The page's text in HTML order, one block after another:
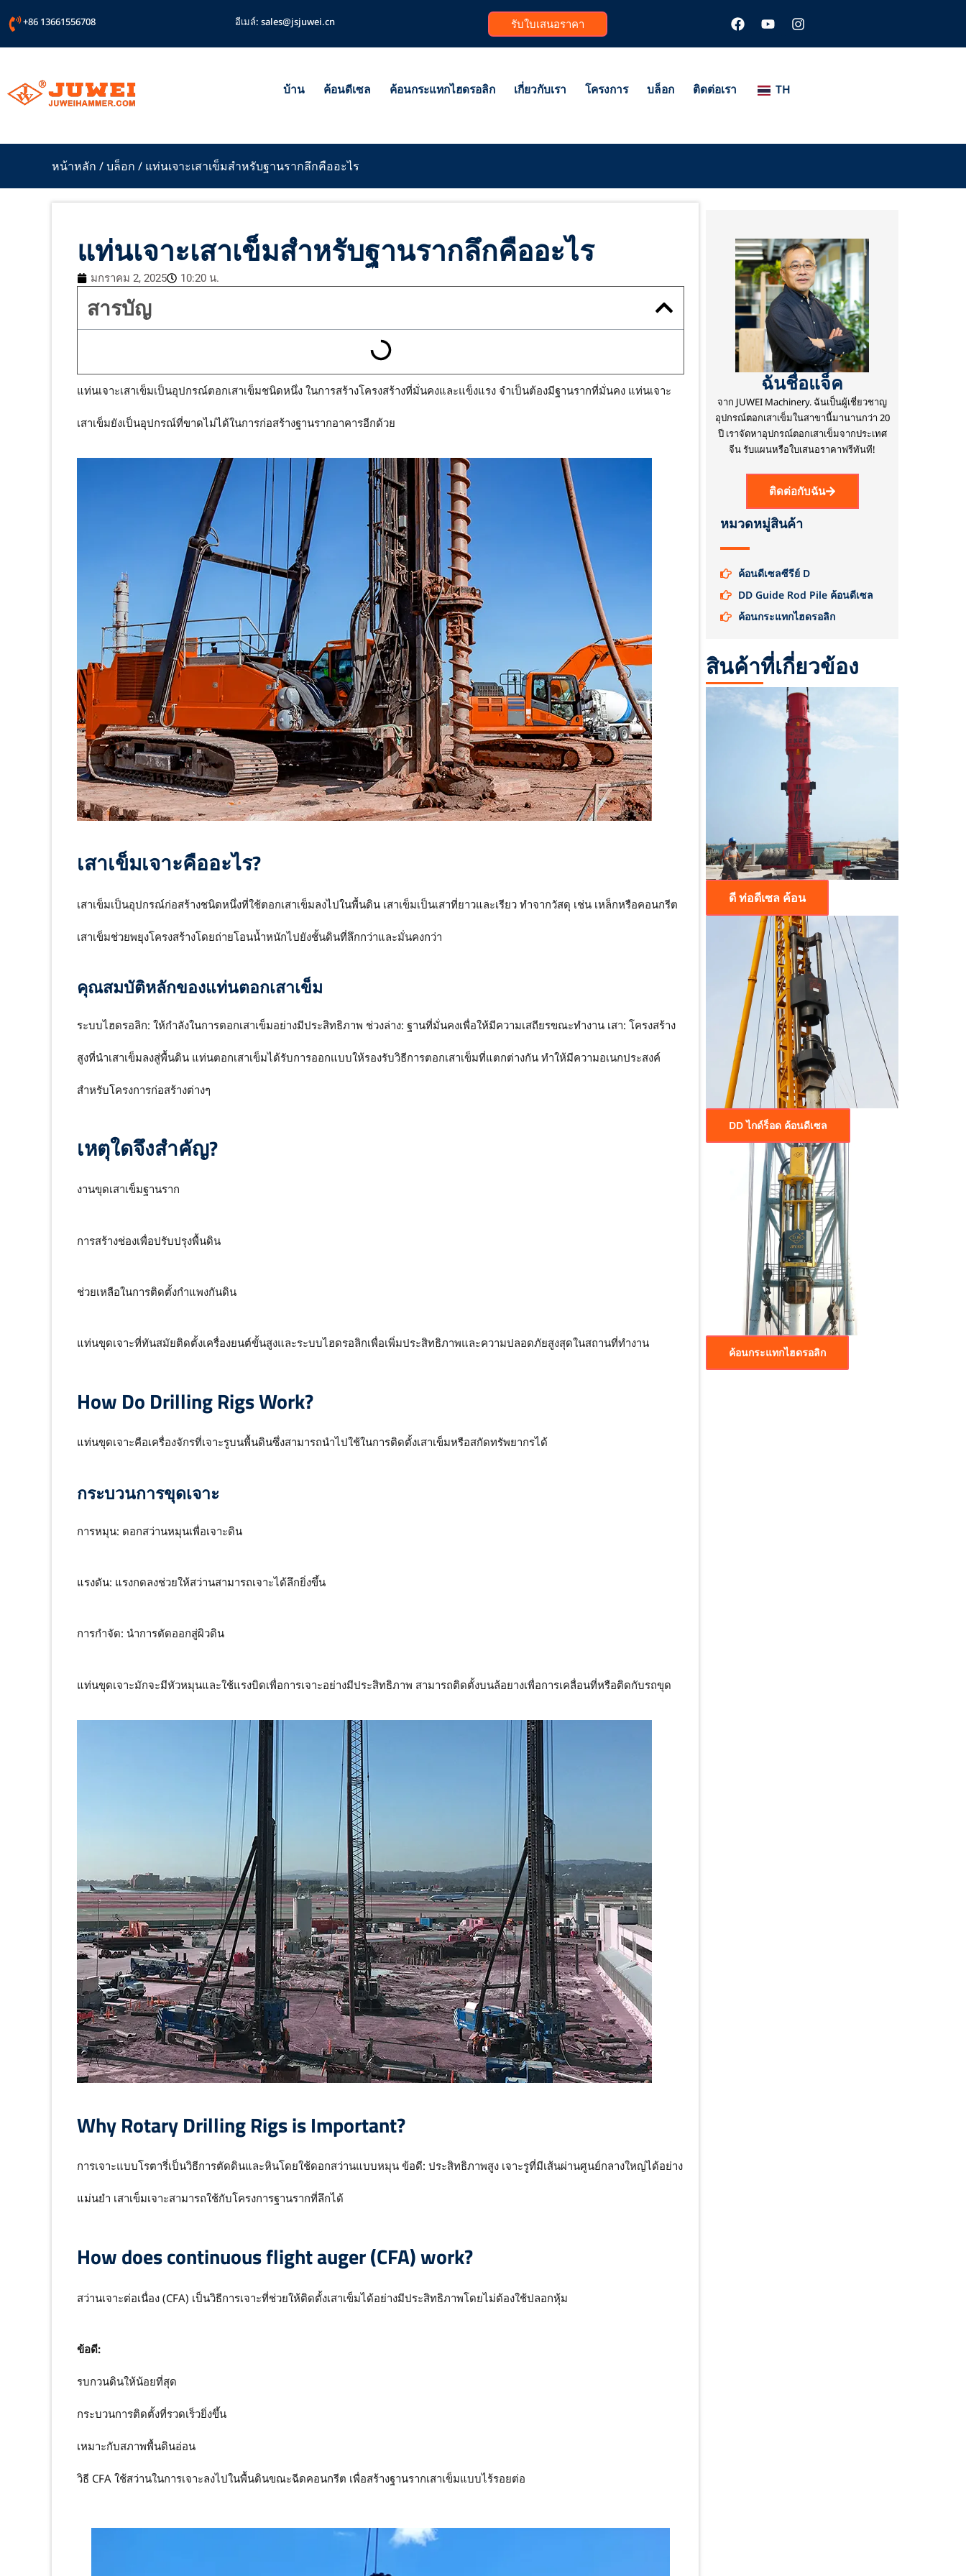
ไป
+86 13661556708 อีเมล์:sales@jsjuwei.cn รับใบเสนอราคา เ
ฟ
ส
ยู
ทู
ป
อิ
น
ส
บ้าน ค้อนดีเซล ค้อนกระแทกไฮดรอลิก เกี่ยวกับเรา โครงการ บล็อก ติดต่อเรา TH
หน้าหลัก /บล็อก / แท่นเจาะเสาเข็มสำหรับฐานรากลึกคืออะไร
แท่นเจาะเสาเข็มสำหรับฐานรากลึกคืออะไร
มกราคม 2, 2025 10:20 น.
สารบัญ
แท่นเจาะเสาเข็มเป็นอุปกรณ์ตอกเสาเข็มชนิดหนึ่ง ในการสร้างโครงสร้างที่มั่นคงและแข็งแรง จำเป็นต้องมีฐานรากที่มั่นคง แท่นเจาะ
เสาเข็มยังเป็นอุปกรณ์ที่ขาดไม่ได้ในการก่อสร้างฐานรากอาคารอีกด้วย
เสาเข็มเจาะคืออะไร?
เสาเข็มเป็นอุปกรณ์ก่อสร้างชนิดหนึ่งที่ใช้ตอกเสาเข็มลงไปในพื้นดิน เสาเข็มเป็นเสาที่ยาวและเรียว ทำจากวัสดุ เช่น เหล็กหรือคอนกรีต
เสาเข็มช่วยพยุงโครงสร้างโดยถ่ายโอนน้ำหนักไปยังชั้นดินที่ลึกกว่าและมั่นคงกว่า
คุณสมบัติหลักของแท่นตอกเสาเข็ม
ระบบไฮดรอลิก: ให้กำลังในการตอกเสาเข็มอย่างมีประสิทธิภาพ ช่วงล่าง: ฐานที่มั่นคงเพื่อให้มีความเสถียรขณะทำงาน เสา: โครงสร้าง
สูงที่นำเสาเข็มลงสู่พื้นดิน แท่นตอกเสาเข็มได้รับการออกแบบให้รองรับวิธีการตอกเสาเข็มที่แตกต่างกัน ทำให้มีความอเนกประสงค์
สำหรับโครงการก่อสร้างต่างๆ
เหตุใดจึงสำคัญ?
งานขุดเสาเข็มฐานราก
การสร้างช่องเพื่อปรับปรุงพื้นดิน
ช่วยเหลือในการติดตั้งกำแพงกันดิน
แท่นขุดเจาะที่ทันสมัยติดตั้งเครื่องยนต์ขั้นสูงและระบบไฮดรอลิกเพื่อเพิ่มประสิทธิภาพและความปลอดภัยสูงสุดในสถานที่ทำงาน
How Do Drilling Rigs Work?
แท่นขุดเจาะคือเครื่องจักรที่เจาะรูบนพื้นดินซึ่งสามารถนำไปใช้ในการติดตั้งเสาเข็มหรือสกัดทรัพยากรได้
กระบวนการขุดเจาะ
การหมุน: ดอกสว่านหมุนเพื่อเจาะดิน
แรงดัน: แรงกดลงช่วยให้สว่านสามารถเจาะได้ลึกยิ่งขึ้น
การกำจัด: นำการตัดออกสู่ผิวดิน
แท่นขุดเจาะมักจะมีหัวหมุนและใช้แรงบิดเพื่อการเจาะอย่างมีประสิทธิภาพ สามารถติดตั้งบนล้อยางเพื่อการเคลื่อนที่หรือติดกับรถขุด
Why Rotary Drilling Rigs is Important?
การเจาะแบบโรตารี่เป็นวิธีการตัดดินและหินโดยใช้ดอกสว่านแบบหมุน ข้อดี: ประสิทธิภาพสูง เจาะรูที่มีเส้นผ่านศูนย์กลางใหญ่ได้อย่าง
แม่นยำ เสาเข็มเจาะสามารถใช้กับโครงการฐานรากที่ลึกได้
How does continuous flight auger (CFA) work?
สว่านเจาะต่อเนื่อง (CFA) เป็นวิธีการเจาะที่ช่วยให้ติดตั้งเสาเข็มได้อย่างมีประสิทธิภาพโดยไม่ต้องใช้ปลอกหุ้ม
ข้อดี:
รบกวนดินให้น้อยที่สุด
กระบวนการติดตั้งที่รวดเร็วยิ่งขึ้น
เหมาะกับสภาพพื้นดินอ่อน
วิธี CFA ใช้สว่านในการเจาะลงไปในพื้นดินขณะฉีดคอนกรีต เพื่อสร้างฐานรากเสาเข็มแบบไร้รอยต่อ
ฉันชื่อแจ็ค
จาก JUWEI Machinery. ฉันเป็นผู้เชี่ยวชาญ
อุปกรณ์ตอกเสาเข็มในสาขานี้มานานกว่า 20
ปี เราจัดหาอุปกรณ์ตอกเสาเข็มจากประเทศ
จีนรับแผนหรือใบเสนอราคาฟรีทันที!
ติดต่อกับฉัน
หมวดหมู่สินค้า
ค้อนดีเซลซีรีย์ D
DD Guide Rod Pile ค้อนดีเซล
ค้อนกระแทกไฮดรอลิก
สินค้าที่เกี่ยวข้อง
ดี ท่อดีเซล ค้อน
DD ไกด์ร็อด ค้อนดีเซล
ค้อนกระแทกไฮดรอลิก